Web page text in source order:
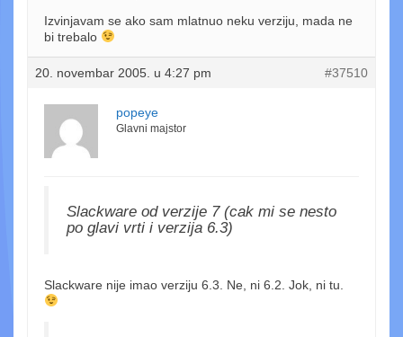
Izvinjavam se ako sam mlatnuo neku verziju, mada ne
bi trebalo
20. novembar 2005. u 4:27 pm #37510
popeye
Glavni majstor
Slackware od verzije 7 (cak mi se nesto
po glavi vrti i verzija 6.3)
Slackware nije imao verziju 6.3. Ne, ni 6.2. Jok, ni tu.